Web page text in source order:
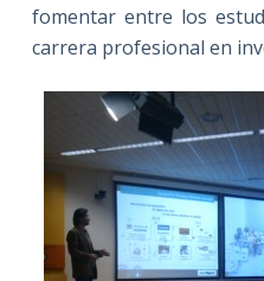
fomentar entre los
carrera profesional en